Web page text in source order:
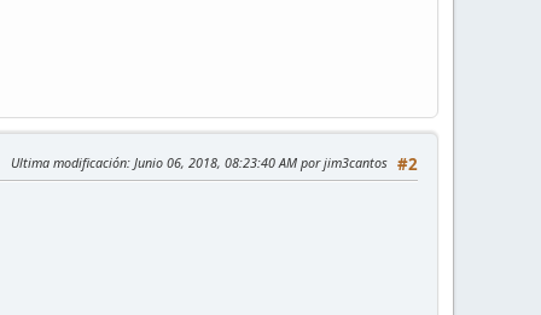
#2
Ultima modificación: Junio 06, 2018, 08:23:40 AM por jim3cantos